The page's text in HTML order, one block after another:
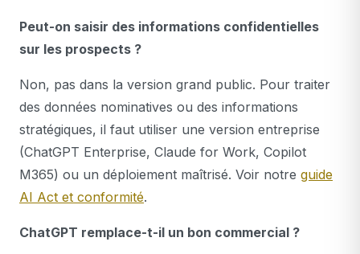
Peut-on saisir des informations confidentielles
sur les prospects ?
Non, pas dans la version grand public. Pour traiter
des données nominatives ou des informations
stratégiques, il faut utiliser une version entreprise
(ChatGPT Enterprise, Claude for Work, Copilot
M365) ou un déploiement maîtrisé. Voir notre guide
AI Act et conformité.
ChatGPT remplace-t-il un bon commercial ?